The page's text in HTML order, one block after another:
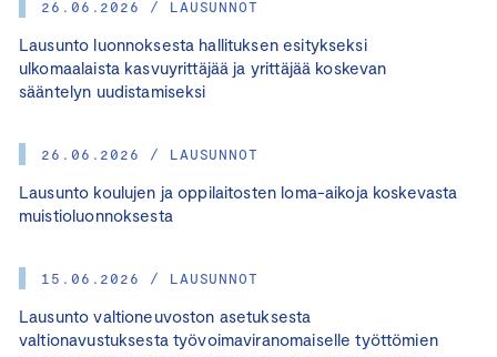
26.06.2026 / LAUSUNNOT
Lausunto luonnoksesta hallituksen esitykseksi
ulkomaalaista kasvuyrittäjää ja yrittäjää koskevan
sääntelyn uudistamiseksi
26.06.2026 / LAUSUNNOT
Lausunto koulujen ja oppilaitosten loma-aikoja koskevasta
muistioluonnoksesta
15.06.2026 / LAUSUNNOT
Lausunto valtioneuvoston asetuksesta
valtionavustuksesta työvoimaviranomaiselle työttömien